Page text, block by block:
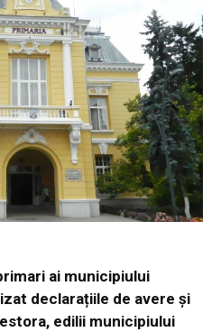
ai municipiului
declarațiile de avere și
edilii municipiului